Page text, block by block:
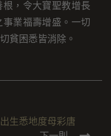
，令大寶聖教增長
業福壽增盛。一切
貧困悉皆消除。
生悉地度母彩唐